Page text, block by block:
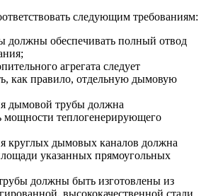
следующим требованиям:
должны обеспечивать полный отвод
агрегата следует
как правило, отдельную дымовую
дымовой трубы должна
мощности теплогенерирующего
круглых дымовых каналов должна
указанных прямоугольных
должны быть изготовлены из